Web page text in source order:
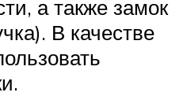
а также замок
В качестве